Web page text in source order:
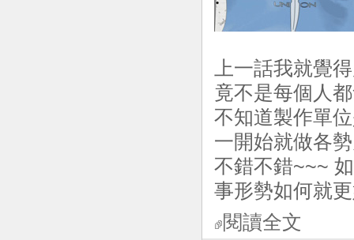
上一話我就覺
竟不是每個人
不知道製作單
一開始就做各
不錯不錯~~~
事形勢如何就
閱讀全文